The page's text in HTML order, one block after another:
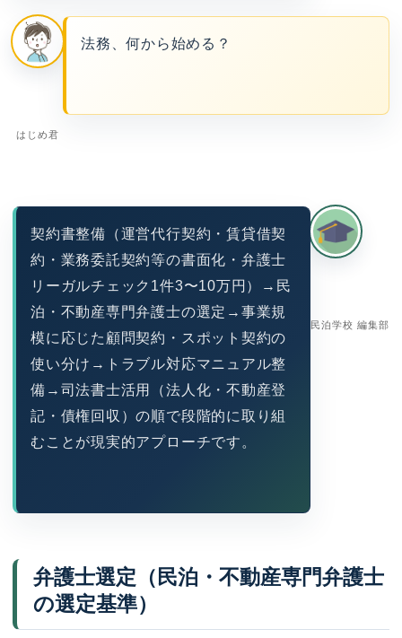
はじめ君
法務、何から始める？
民泊学校 編集部
契約書整備（運営代行契約・賃貸借契
約・業務委託契約等の書面化・弁護士
リーガルチェック1件3〜10万円）→民
泊・不動産専門弁護士の選定→事業規
模に応じた顧問契約・スポット契約の
使い分け→トラブル対応マニュアル整
備→司法書士活用（法人化・不動産登
記・債権回収）の順で段階的に取り組
むことが現実的アプローチです。
弁護士選定（民泊・不動産専門弁護士
の選定基準）